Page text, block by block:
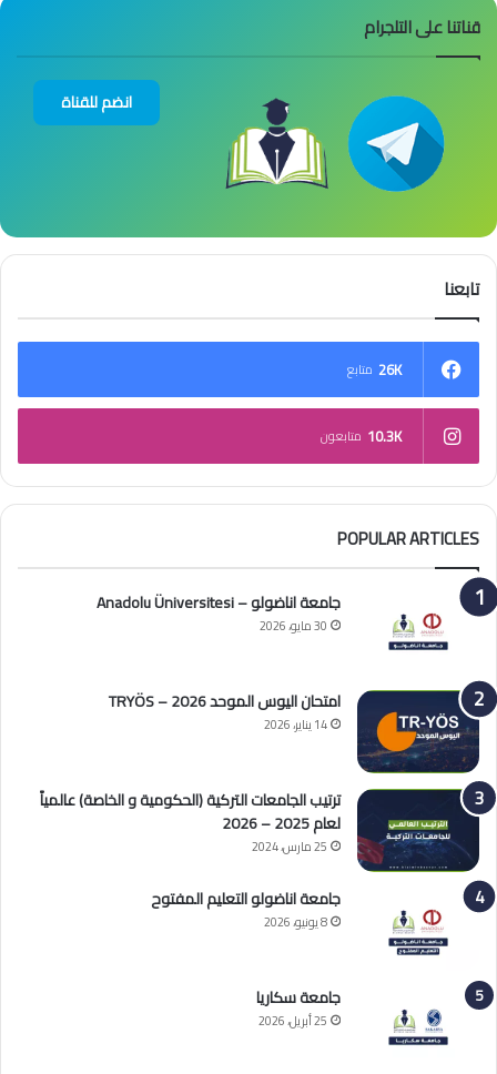
قناتنا على التلجرام
انضم للقناة
تابعنا
26K متابع
10.3K متابعون
POPULAR ARTICLES
جامعة اناضولو – Anadolu Üniversitesi
30 مايو، 2026
امتحان اليوس الموحد 2026 – TRYÖS
14 يناير، 2026
ترتيب الجامعات التركية (الحكومية و الخاصة) عالمياً
لعام 2025 – 2026
25 مارس، 2024
جامعة اناضولو التعليم المفتوح
8 يونيو، 2026
جامعة سكاريا
25 أبريل، 2026